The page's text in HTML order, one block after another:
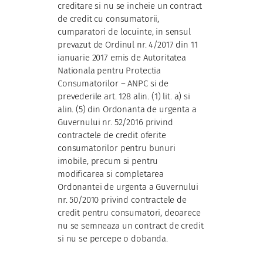
creditare si nu se incheie un contract
de credit cu consumatorii,
cumparatori de locuinte, in sensul
prevazut de Ordinul nr. 4/2017 din 11
ianuarie 2017 emis de Autoritatea
Nationala pentru Protectia
Consumatorilor – ANPC si de
prevederile art. 128 alin. (1) lit. a) si
alin. (5) din Ordonanta de urgenta a
Guvernului nr. 52/2016 privind
contractele de credit oferite
consumatorilor pentru bunuri
imobile, precum si pentru
modificarea si completarea
Ordonantei de urgenta a Guvernului
nr. 50/2010 privind contractele de
credit pentru consumatori, deoarece
nu se semneaza un contract de credit
si nu se percepe o dobanda.